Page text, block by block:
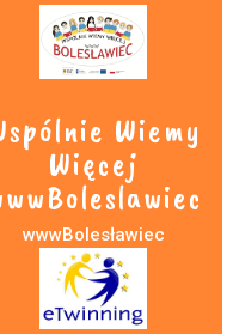
Wiemy
Więcej
wwwBolesławiec